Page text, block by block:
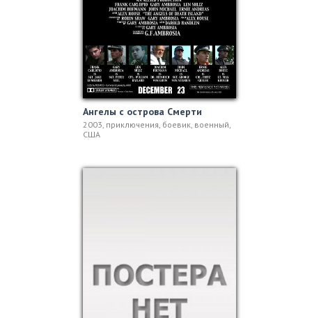
Ангелы с острова Смерти
2003, приключения, боевик, военный,
США